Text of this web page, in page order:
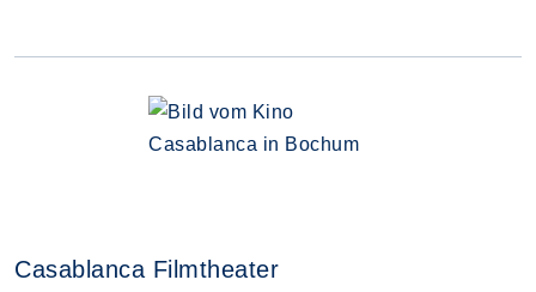
Casablanca Filmtheater